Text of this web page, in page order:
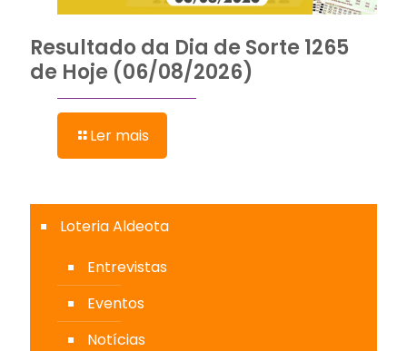
Resultado da Dia de Sorte 1265
de Hoje (06/08/2026)
Ler mais
Loteria Aldeota
Entrevistas
Eventos
Notícias